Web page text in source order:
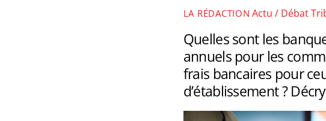
LA RÉDACTION Actu / Débat
Quelles sont les
annuels pour les
frais bancaires pour
d’établissement ?